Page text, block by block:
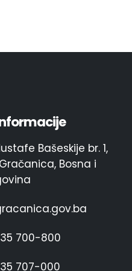
Bašeskije br. 1,
Bosna i
700-800
707-000